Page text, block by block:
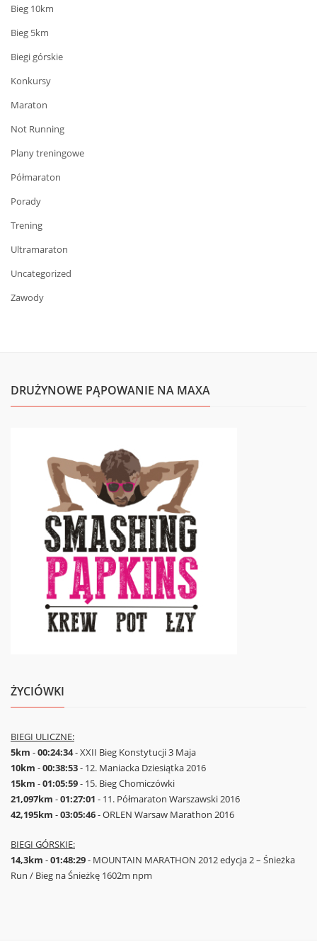
Bieg 10km
Bieg 5km
Biegi górskie
Konkursy
Maraton
Not Running
Plany treningowe
Półmaraton
Porady
Trening
Ultramaraton
Uncategorized
Zawody
DRUŻYNOWE PĄPOWANIE NA MAXA
ŻYCIÓWKI
BIEGI ULICZNE:
5km -00:24:34- XXII Bieg Konstytucji 3 Maja
10km -00:38:53- 12. Maniacka Dziesiątka 2016
15km -01:05:59- 15. Bieg Chomiczówki
21,097km -01:27:01 - 11. Półmaraton Warszawski 2016
42,195km -03:05:46- ORLEN Warsaw Marathon 2016
BIEGI GÓRSKIE:
14,3km -01:48:29- MOUNTAIN MARATHON 2012 edycja 2 – Śnieżka
Run / Bieg na Śnieżkę 1602m npm